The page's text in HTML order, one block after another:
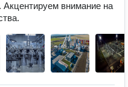
Акцентируем внимание на